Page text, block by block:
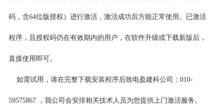
码，含64位版授权）进行激活，激活成功后方能正常使用。已激活
程序，且授权码仍在有效期内的用户，在软件升级或下载新版后，
直接使用即可。
如需试用，请在完整下载安装程序后致电盈建科公司：010-
59575867 ，我公司会安排相关技术人员为您提供上门激活服务。